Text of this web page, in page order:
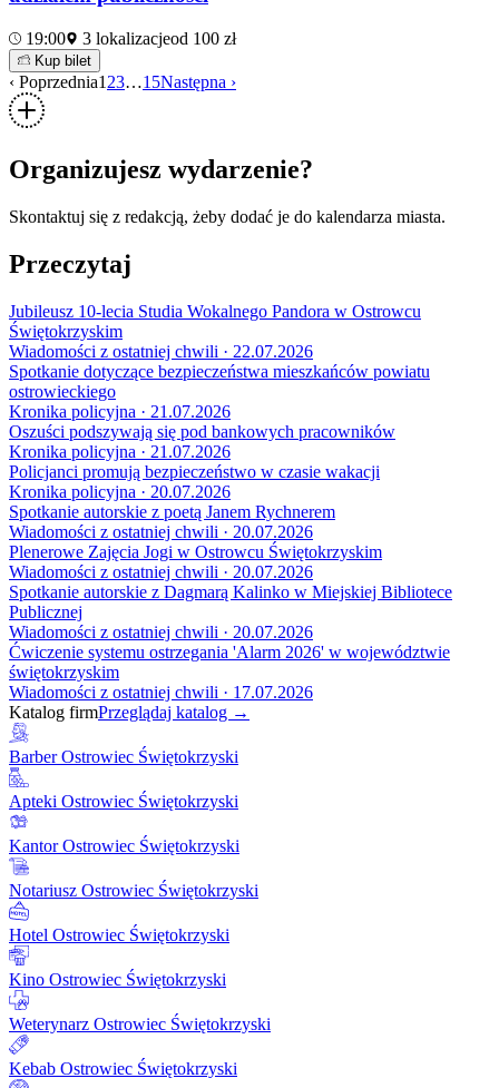
19:00 3 lokalizacjeod 100 zł
Kup bilet
‹ Poprzednia1 23…15Następna ›
Organizujesz wydarzenie?
Skontaktuj się z redakcją, żeby dodać je do kalendarza miasta.
Przeczytaj
Jubileusz 10-lecia Studia Wokalnego Pandora w Ostrowcu
Świętokrzyskim
Wiadomości z ostatniej chwili · 22.07.2026
Spotkanie dotyczące bezpieczeństwa mieszkańców powiatu
ostrowieckiego
Kronika policyjna · 21.07.2026
Oszuści podszywają się pod bankowych pracowników
Kronika policyjna · 21.07.2026
Policjanci promują bezpieczeństwo w czasie wakacji
Kronika policyjna · 20.07.2026
Spotkanie autorskie z poetą Janem Rychnerem
Wiadomości z ostatniej chwili · 20.07.2026
Plenerowe Zajęcia Jogi w Ostrowcu Świętokrzyskim
Wiadomości z ostatniej chwili · 20.07.2026
Spotkanie autorskie z Dagmarą Kalinko w Miejskiej Bibliotece
Publicznej
Wiadomości z ostatniej chwili · 20.07.2026
Ćwiczenie systemu ostrzegania 'Alarm 2026' w województwie
świętokrzyskim
Wiadomości z ostatniej chwili · 17.07.2026
Katalog firmPrzeglądaj katalog →
Barber Ostrowiec Świętokrzyski
Apteki Ostrowiec Świętokrzyski
Kantor Ostrowiec Świętokrzyski
Notariusz Ostrowiec Świętokrzyski
Hotel Ostrowiec Świętokrzyski
Kino Ostrowiec Świętokrzyski
Weterynarz Ostrowiec Świętokrzyski
Kebab Ostrowiec Świętokrzyski